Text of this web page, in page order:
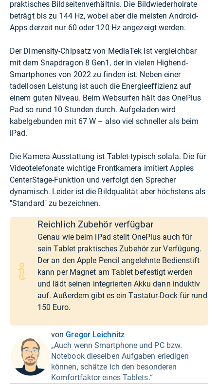
praktisches Bildseitenverhältnis. Die Bildwiederholrate
beträgt bis zu 144 Hz, wobei aber die meisten Android-
Apps derzeit nur 60 oder 120 Hz angezeigt werden.
Der Dimensity-Chipsatz von MediaTek ist vergleichbar
mit dem Snapdragon 8 Gen1, der in vielen Highend-
Smartphones von 2022 zu finden ist. Neben einer
tadellosen Leistung ist auch die Energieeffizienz auf
einem guten Niveau. Beim Websurfen hält das OnePlus
Pad so rund 10 Stunden durch. Aufgeladen wird
kabelgebunden mit 67 W – also viel schneller als beim
iPad.
Die Kamera-Ausstattung ist Tablet-typisch solala. Die für
Videotelefonate wichtige Frontkamera imitiert Apples
CenterStage-Funktion und verfolgt den Sprecher
dynamisch. Leider ist die Bildqualität aber höchstens als
"Standard" zu bezeichnen.
Reichlich Zubehör verfügbar
Genau wie beim iPad stellt OnePlus auch für
sein Tablet praktisches Zubehör zur Verfügung.
Der an den Apple Pencil angelehnte Bedienstift
kann per Magnet am Tablet befestigt werden
und lädt seinen integrierten Akku dann induktiv
auf. Außerdem gibt es ein Tastatur-Dock für rund
150 Euro.
vonGregor Leichnitz
„Auch wenn Smartphone und PC bzw.
Notebook dieselben Aufgaben erledigen
können, schätze ich den besonderen
Komfortfaktor eines Tablets.“